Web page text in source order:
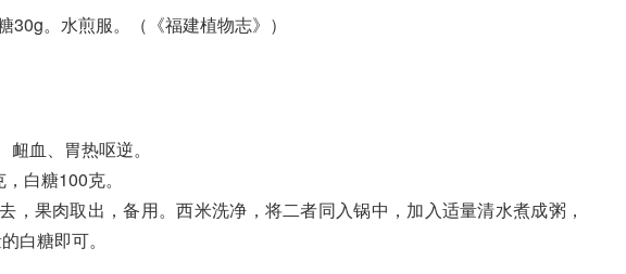
。水煎服。（《福建植物志》）
血、胃热呕逆。
白糖100克。
，果肉取出，备用。西米洗净，将二者同入锅中，加入适量清水煮成粥，
白糖即可。